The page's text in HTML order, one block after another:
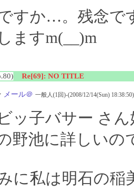
すか…。残念で
ますm(__)m
Re[69]: NO TITLE
メール＠ 一般人(1回)-(2008/12/14(Sun) 18:38:50)
ッ子バサー さ
野池に詳しいの
に私は明石の稲